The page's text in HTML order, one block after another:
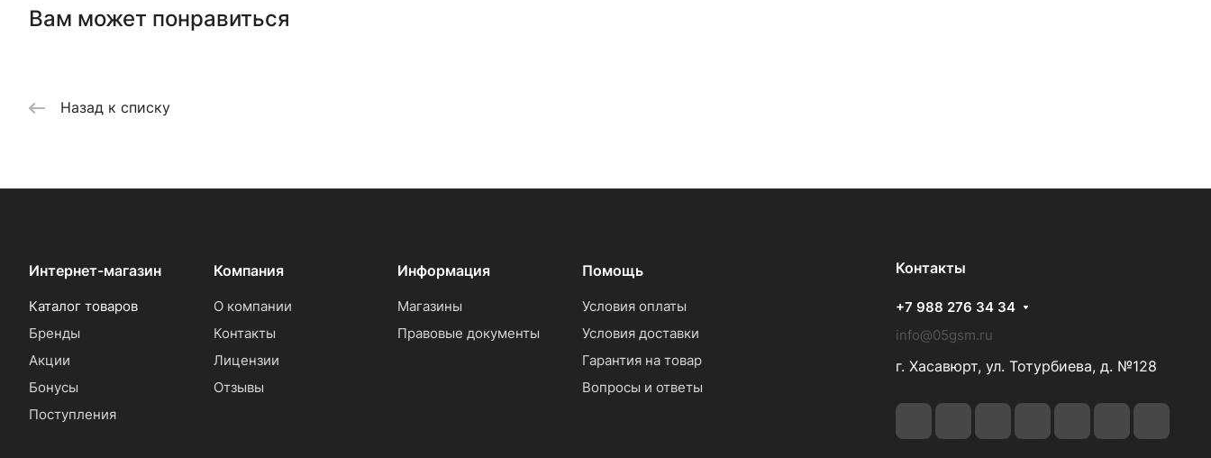
Вам может понравиться
Назад к списку
Интернет-магазин
Каталог товаров
Бренды
Акции
Бонусы
Поступления
Компания
О компании
Контакты
Лицензии
Отзывы
Информация
Магазины
Правовые документы
Помощь
Условия оплаты
Условия доставки
Гарантия на товар
Вопросы и ответы
Контакты
+7 988 276 34 34
info@05gsm.ru
г. Хасавюрт, ул. Тотурбиева, д. №128